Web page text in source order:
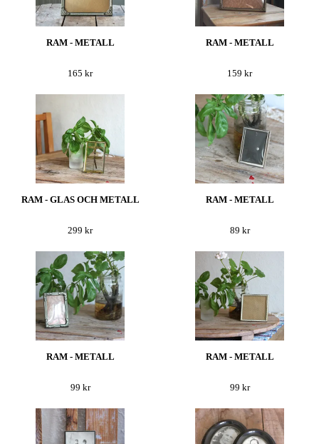
RAM - METALL
165 kr
RAM - METALL
159 kr
RAM - GLAS OCH METALL
299 kr
RAM - METALL
89 kr
RAM - METALL
99 kr
RAM - METALL
99 kr